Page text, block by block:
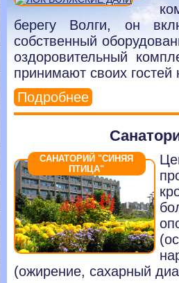
берегу Волги, он
собственный
оздоровительный
принимают своих гостей
Подробнее
САНАТОРИЙ "СИНЯЯ
ПТИЦА"
(ожирение, сахарный